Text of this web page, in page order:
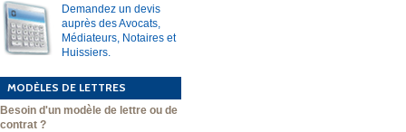
Demandez un devis
auprès des Avocats,
Médiateurs, Notaires et
Huissiers.
MODÈLES DE LETTRES
Besoin d'un modèle de lettre ou de
contrat ?